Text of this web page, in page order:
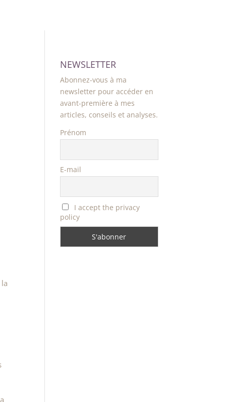
NEWSLETTER
Abonnez-vous à ma
newsletter pour accéder en
avant-première à mes
articles, conseils et analyses.
Prénom
E-mail
I accept the privacy
policy